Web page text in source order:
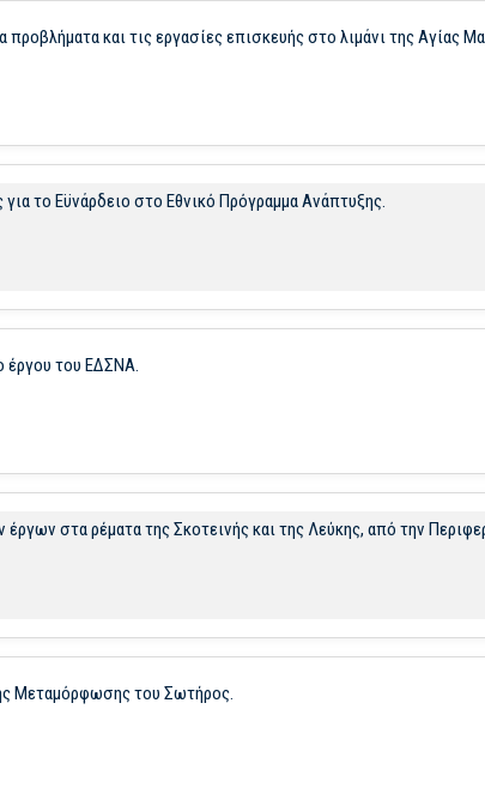
και τις εργασίες επισκευής στο λιμάνι της Αγίας
το Εϋνάρδειο στο Εθνικό Πρόγραμμα Ανάπτυξης.
έργου του ΕΔΣΝΑ.
στα ρέματα της Σκοτεινής και της Λεύκης, από την
Μεταμόρφωσης του Σωτήρος.